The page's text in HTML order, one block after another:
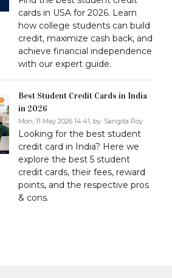
cards in USA for 2026. Learn
how college students can build
credit, maximize cash back, and
achieve financial independence
with our expert guide.
Best Student Credit Cards in India
in 2026
Mon, 11 May 2026 14:41, by: Sangita Roy
Looking for the best student
credit card in India? Here we
explore the best 5 student
credit cards, their fees, reward
points, and the respective pros
& cons.